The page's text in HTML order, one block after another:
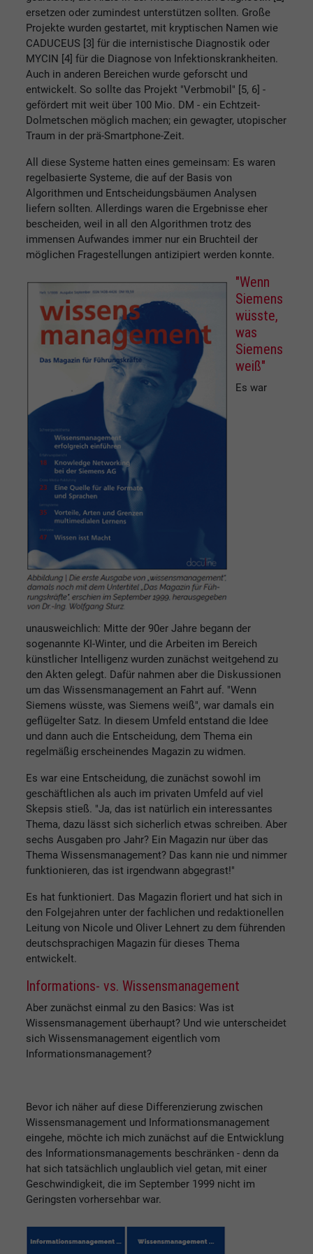
ersetzen oder zumindest unterstützen sollten. Große
Projekte wurden gestartet, mit kryptischen Namen wie
CADUCEUS [3] für die internistische Diagnostik oder
MYCIN [4] für die Diagnose von Infektionskrankheiten.
Auch in anderen Bereichen wurde geforscht und
entwickelt. So sollte das Projekt "Verbmobil" [5, 6] -
gefördert mit weit über 100 Mio. DM - ein Echtzeit-
Dolmetschen möglich machen; ein gewagter, utopischer
Traum in der prä-Smartphone-Zeit.
All diese Systeme hatten eines gemeinsam: Es waren
regelbasierte Systeme, die auf der Basis von
Algorithmen und Entscheidungsbäumen Analysen
liefern sollten. Allerdings waren die Ergebnisse eher
bescheiden, weil in all den Algorithmen trotz des
immensen Aufwandes immer nur ein Bruchteil der
möglichen Fragestellungen antizipiert werden konnte.
"Wenn
Siemens
wüsste,
was
Siemens
weiß"
Es war
unausweichlich: Mitte der 90er Jahre begann der
sogenannte KI-Winter, und die Arbeiten im Bereich
künstlicher Intelligenz wurden zunächst weitgehend zu
den Akten gelegt. Dafür nahmen aber die Diskussionen
um das Wissensmanagement an Fahrt auf. "Wenn
Siemens wüsste, was Siemens weiß", war damals ein
geflügelter Satz. In diesem Umfeld entstand die Idee
und dann auch die Entscheidung, dem Thema ein
regelmäßig erscheinendes Magazin zu widmen.
Es war eine Entscheidung, die zunächst sowohl im
geschäftlichen als auch im privaten Umfeld auf viel
Skepsis stieß. "Ja, das ist natürlich ein interessantes
Thema, dazu lässt sich sicherlich etwas schreiben. Aber
sechs Ausgaben pro Jahr? Ein Magazin nur über das
Thema Wissensmanagement? Das kann nie und nimmer
funktionieren, das ist irgendwann abgegrast!"
Es hat funktioniert. Das Magazin floriert und hat sich in
den Folgejahren unter der fachlichen und redaktionellen
Leitung von Nicole und Oliver Lehnert zu dem führenden
deutschsprachigen Magazin für dieses Thema
entwickelt.
Informations- vs. Wissensmanagement
Aber zunächst einmal zu den Basics: Was ist
Wissensmanagement überhaupt? Und wie unterscheidet
sich Wissensmanagement eigentlich vom
Informationsmanagement?
Bevor ich näher auf diese Differenzierung zwischen
Wissensmanagement und Informationsmanagement
eingehe, möchte ich mich zunächst auf die Entwicklung
des Informationsmanagements beschränken - denn da
hat sich tatsächlich unglaublich viel getan, mit einer
Geschwindigkeit, die im September 1999 nicht im
Geringsten vorhersehbar war.